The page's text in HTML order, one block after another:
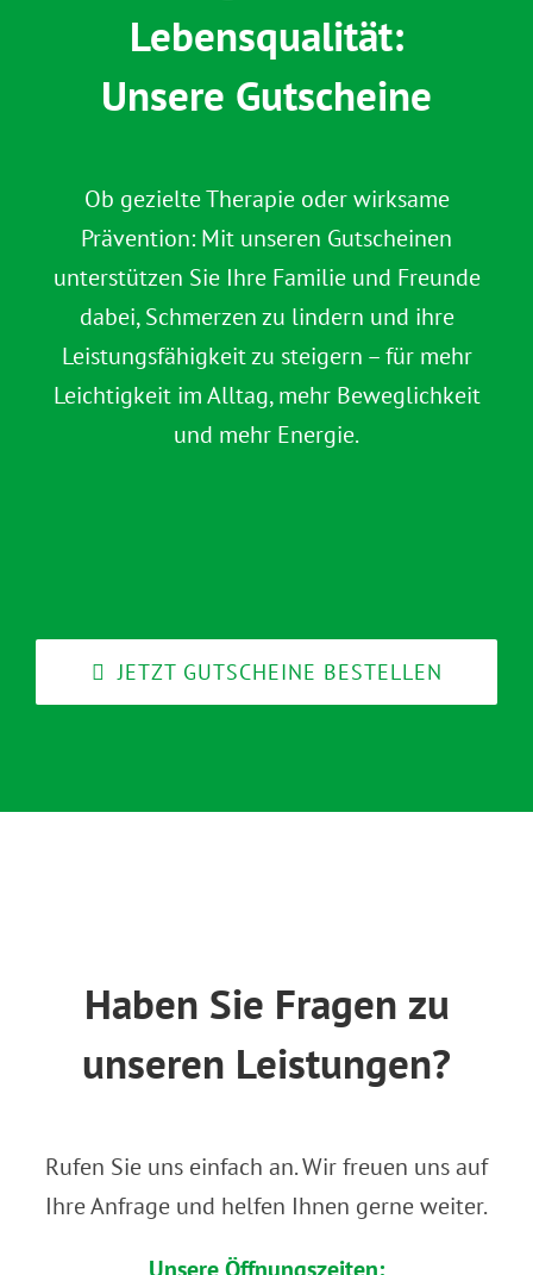
Lebensqualität:
Unsere Gutscheine
Ob gezielte Therapie oder wirksame
Prävention: Mit unseren Gutscheinen
unterstützen Sie Ihre Familie und Freunde
dabei, Schmerzen zu lindern und ihre
Leistungsfähigkeit zu steigern – für mehr
Leichtigkeit im Alltag, mehr Beweglichkeit
und mehr Energie.
JETZT GUTSCHEINE BESTELLEN
Haben Sie Fragen zu
unseren Leistungen?
Rufen Sie uns einfach an. Wir freuen uns auf
Ihre Anfrage und helfen Ihnen gerne weiter.